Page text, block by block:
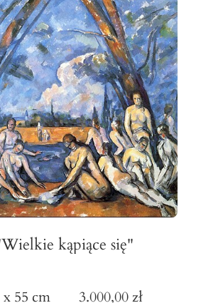
x 55 cm 3.000,00 zł
kąpiące się"